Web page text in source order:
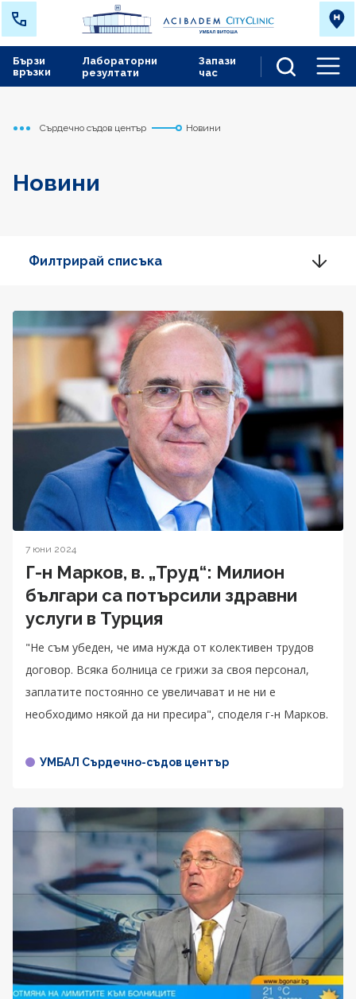
Лабораторни
резултати
Запази
час
Бързи
връзки
Начало
Сърдечно съдов център Новини
Новини
Филтрирай списъка
7 юни 2024
Г-н Марков, в. „Труд“: Милион
българи са потърсили здравни
услуги в Турция
"Не съм убеден, че има нужда от колективен трудов
договор. Всяка болница се грижи за своя персонал,
заплатите постоянно се увеличават и не ни е
необходимо някой да ни пресира", споделя г-н Марков.
УМБАЛ Сърдечно-съдов център